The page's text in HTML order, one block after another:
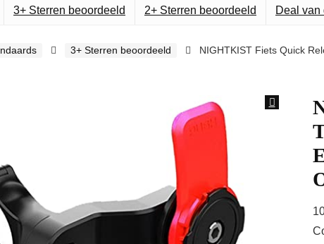
3+ Sterren beoordeeld 2+ Sterren beoordeeld Deal van
3+ Sterren beoordeeld
NIGHTKIST Fiets Quick